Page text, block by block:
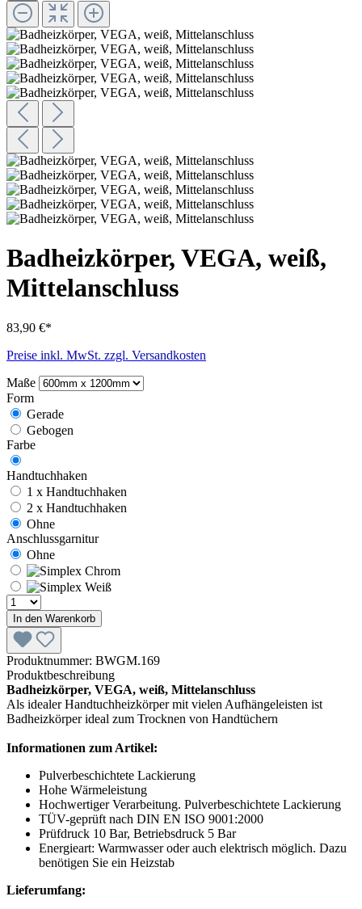
Badheizkörper, VEGA, weiß,
Mittelanschluss
83,90 €*
Preise inkl. MwSt. zzgl. Versandkosten
Maße
Form
Gerade
Gebogen
Farbe
Handtuchhaken
1 x Handtuchhaken
2 x Handtuchhaken
Ohne
Anschlussgarnitur
Ohne
In den Warenkorb
Produktnummer: BWGM.169
Produktbeschreibung
Badheizkörper, VEGA, weiß, Mittelanschluss
Als idealer Handtuchheizkörper mit vielen Aufhängeleisten ist
Badheizkörper ideal zum Trocknen von Handtüchern
Informationen zum Artikel:
Pulverbeschichtete Lackierung
Hohe Wärmeleistung
Hochwertiger Verarbeitung. Pulverbeschichtete Lackierung
TÜV-geprüft nach DIN EN ISO 9001:2000
Prüfdruck 10 Bar, Betriebsdruck 5 Bar
Energieart: Warmwasser oder auch elektrisch möglich. Dazu
benötigen Sie ein Heizstab
Lieferumfang: